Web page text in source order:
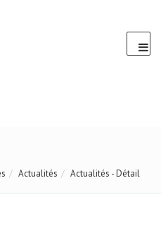
Actualités Actualités - Détail